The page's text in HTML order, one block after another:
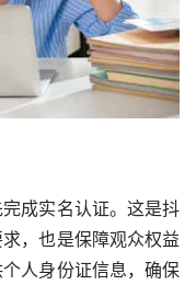
成实名认证。这是抖
，也是保障观众权益
人身份证信息，确保